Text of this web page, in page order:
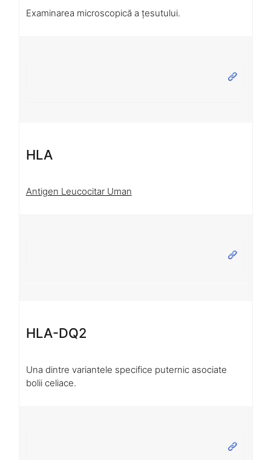
Examinarea microscopică a țesutului.
HLA
Antigen Leucocitar Uman
HLA-DQ2
Una dintre variantele specifice puternic asociate
bolii celiace.